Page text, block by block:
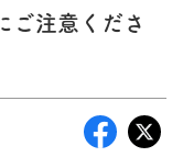
ご注意くださ